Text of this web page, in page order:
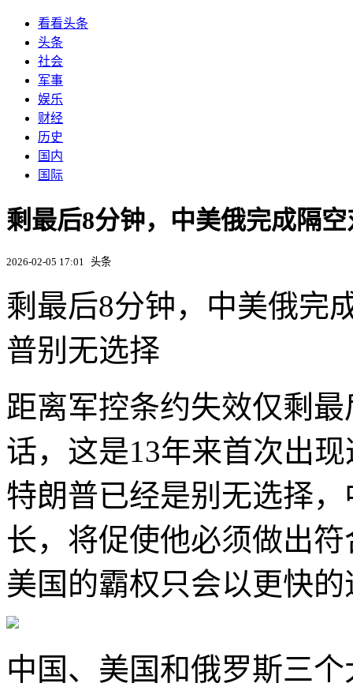
看看头条
头条
社会
军事
娱乐
财经
历史
国内
国际
剩最后8分钟，中美俄完成隔
2026-02-05 17:01 头条
剩最后8分钟，中美俄完
普别无选择
距离军控条约失效仅剩
话，这是13年来首次出
特朗普已经是别无选择
长，将促使他必须做出
美国的霸权只会以更快
中国、美国和俄罗斯三